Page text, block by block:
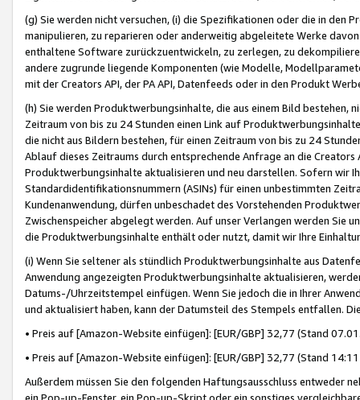
(g) Sie werden nicht versuchen, (i) die Spezifikationen oder die in
manipulieren, zu reparieren oder anderweitig abgeleitete Werke
enthaltene Software zurückzuentwickeln, zu zerlegen, zu
andere zugrunde liegende Komponenten (wie Modelle,
mit der Creators API, der PA API, Datenfeeds oder in den Produkt
(h) Sie werden Produktwerbungsinhalte, die aus einem Bild bestehen,
Zeitraum von bis zu 24 Stunden einen Link auf
die nicht aus Bildern bestehen, für einen Zeitraum von bis zu 24
Ablauf dieses Zeitraums durch entsprechende Anfrage an die
Produktwerbungsinhalte aktualisieren und neu darstellen. Sofern wir
Standardidentifikationsnummern (ASINs) für einen unbestimmten
Kundenanwendung, dürfen unbeschadet des Vorstehenden
Zwischenspeicher abgelegt werden. Auf unser Verlangen werden Sie
die Produktwerbungsinhalte enthält oder nutzt, damit wir Ihre
(i) Wenn Sie seltener als stündlich Produktwerbungsinhalte aus
Anwendung angezeigten Produktwerbungsinhalte aktualisieren,
Datums-/Uhrzeitstempel einfügen. Wenn Sie jedoch die in Ihrer
und aktualisiert haben, kann der Datumsteil des Stempels entfallen.
• Preis auf [Amazon-Website einfügen]: [EUR/GBP] 32,77 (Stand
• Preis auf [Amazon-Website einfügen]: [EUR/GBP] 32,77 (Stand
Außerdem müssen Sie den folgenden Haftungsausschluss entweder
ein Pop-up-Fenster, ein Pop-up-Skript oder ein sonstiges